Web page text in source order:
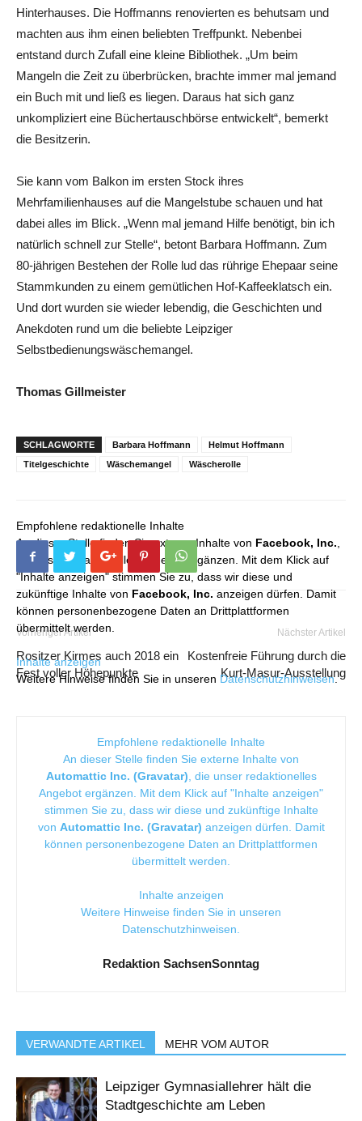
Hinterhauses. Die Hoffmanns renovierten es behutsam und
machten aus ihm einen beliebten Treffpunkt. Nebenbei
entstand durch Zufall eine kleine Bibliothek. „Um beim
Mangeln die Zeit zu überbrücken, brachte immer mal jemand
ein Buch mit und ließ es liegen. Daraus hat sich ganz
unkompliziert eine Büchertauschbörse entwickelt“, bemerkt
die Besitzerin.
Sie kann vom Balkon im ersten Stock ihres
Mehrfamilienhauses auf die Mangelstube schauen und hat
dabei alles im Blick. „Wenn mal jemand Hilfe benötigt, bin ich
natürlich schnell zur Stelle“, betont Barbara Hoffmann. Zum
80-jährigen Bestehen der Rolle lud das rührige Ehepaar seine
Stammkunden zu einem gemütlichen Hof-Kaffeeklatsch ein.
Und dort wurden sie wieder lebendig, die Geschichten und
Anekdoten rund um die beliebte Leipziger
Selbstbedienungswäschemangel.
Thomas Gillmeister
SCHLAGWORTE Barbara Hoffmann
Helmut Hoffmann
Titelgeschichte
Wäschemangel Wäscherolle
Empfohlene redaktionelle Inhalte
An dieser Stelle finden Sie externe Inhalte von Facebook, Inc.,
die unser redaktionelles Angebot ergänzen. Mit dem Klick auf
"Inhalte anzeigen" stimmen Sie zu, dass wir diese und
zukünftige Inhalte von Facebook, Inc. anzeigen dürfen. Damit
können personenbezogene Daten an Drittplattformen
übermittelt werden.
Inhalte anzeigen
Weitere Hinweise finden Sie in unseren Datenschutzhinweisen.
Vorheriger Artikel
Rositzer Kirmes auch 2018 ein
Fest voller Höhepunkte
Nächster Artikel
Kostenfreie Führung durch die
Kurt-Masur-Ausstellung
Empfohlene redaktionelle Inhalte
An dieser Stelle finden Sie externe Inhalte von
Automattic Inc. (Gravatar), die unser redaktionelles
Angebot ergänzen. Mit dem Klick auf "Inhalte anzeigen"
stimmen Sie zu, dass wir diese und zukünftige Inhalte
von Automattic Inc. (Gravatar) anzeigen dürfen. Damit
können personenbezogene Daten an Drittplattformen
übermittelt werden.
Inhalte anzeigen
Weitere Hinweise finden Sie in unseren
Datenschutzhinweisen.
Redaktion SachsenSonntag
VERWANDTE ARTIKEL MEHR VOM AUTOR
Leipziger Gymnasiallehrer hält die
Stadtgeschichte am Leben